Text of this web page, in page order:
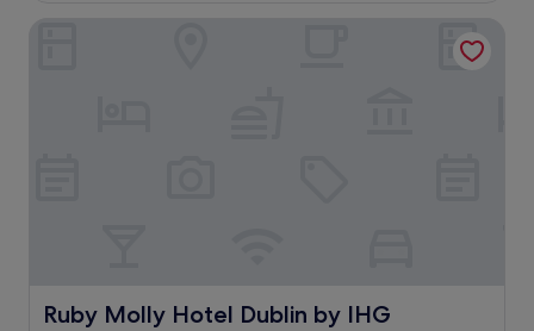
CHF 153
Ruby Molly Hotel Dublin by IHG
Ruby Molly Hotel Dublin by IHG